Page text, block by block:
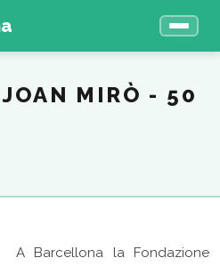
MIRÒ - 50
A Barcellona la Fondazione